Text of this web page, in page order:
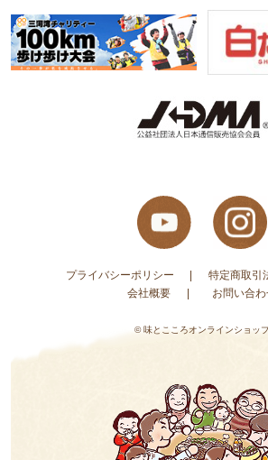
プライバシーポリシー
特定商取引
会社概要
お問い合わ
© 味とこころオンラインショッ